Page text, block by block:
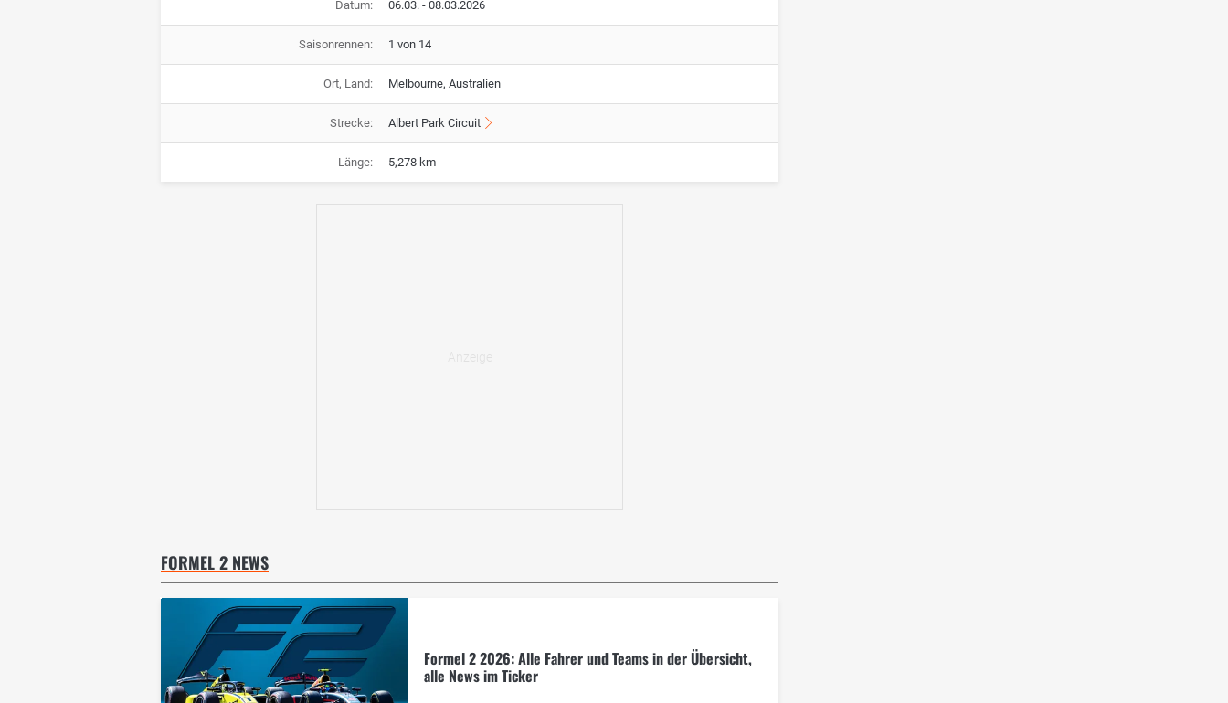
Datum: 06.03. - 08.03.2026
Saisonrennen: 1 von 14
Ort, Land: Melbourne, Australien
Strecke: Albert Park Circuit
Länge: 5,278 km
FORMEL 2 NEWS
Formel 2 2026: Alle Fahrer und Teams in der Übersicht,
alle News im Ticker